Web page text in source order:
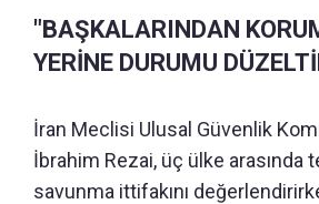
"BAŞKALARINDAN
YERİNE DURUMU
İran Meclisi Ulusal Güvenlik
İbrahim Rezai, üç ülke arasında
savunma ittifakını